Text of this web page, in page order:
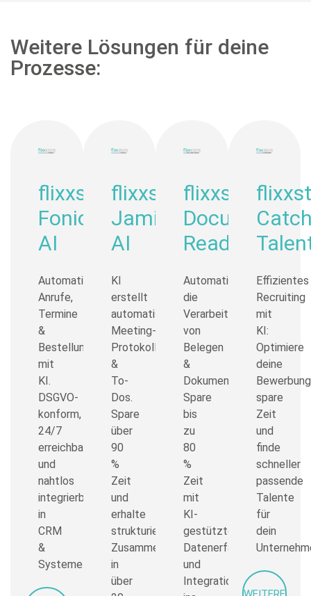
Weitere Lösungen für deine
Prozesse:
flixxstore
Fonio
AI
Automatisiere
Anrufe,
Termine
&
Bestellungen
mit
KI.
DSGVO-
konform,
24/7
erreichbar
und
nahtlos
integrierbar
in
CRM
&
Systeme.
flixxstore
Jamie
AI
KI
erstellt
automatisch
Meeting-
Protokolle
&
To-
Dos.
Spare
über
90
%
Zeit
und
erhalte
strukturierte
Zusammenfassungen
in
über
flixxstore
Document
Reader
Automatisiere
die
Verarbeitung
von
Belegen
&
Dokumenten.
Spare
bis
zu
80
%
Zeit
mit
KI-
gestützter
Datenerfassung
und
Integration
Effizientes
Recruiting
mit
KI:
Optimiere
deine
spare
Zeit
und
finde
schneller
passende
Talente
für
dein